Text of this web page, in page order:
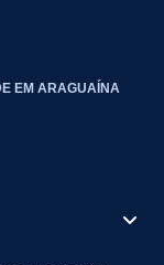
EM ARAGUAÍNA